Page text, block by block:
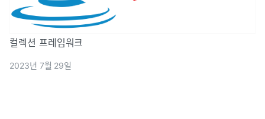
컬렉션 프레임워크
2023년 7월 29일